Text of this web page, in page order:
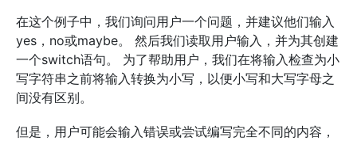
在这个例子中，我们询问用户一个问题，并建议他们输入
yes，no或maybe。 然后我们读取用户输入，并为其创建
一个switch语句。 为了帮助用户，我们在将输入检查为小
写字符串之前将输入转换为小写，以便小写和大写字母之
间没有区别。
但是，用户可能会输入错误或尝试编写完全不同的内容，